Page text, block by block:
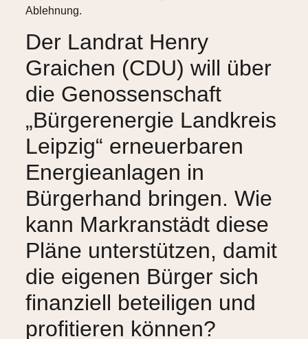
Ablehnung.
Der Landrat Henry
Graichen (CDU) will über
die Genossenschaft
„Bürgerenergie Landkreis
Leipzig“ erneuerbaren
Energieanlagen in
Bürgerhand bringen. Wie
kann Markranstädt diese
Pläne unterstützen, damit
die eigenen Bürger sich
finanziell beteiligen und
profitieren können?